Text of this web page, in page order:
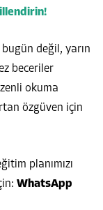
bugün değil, yarın
beceriler
okuma
özgüven için
planımızı
WhatsApp